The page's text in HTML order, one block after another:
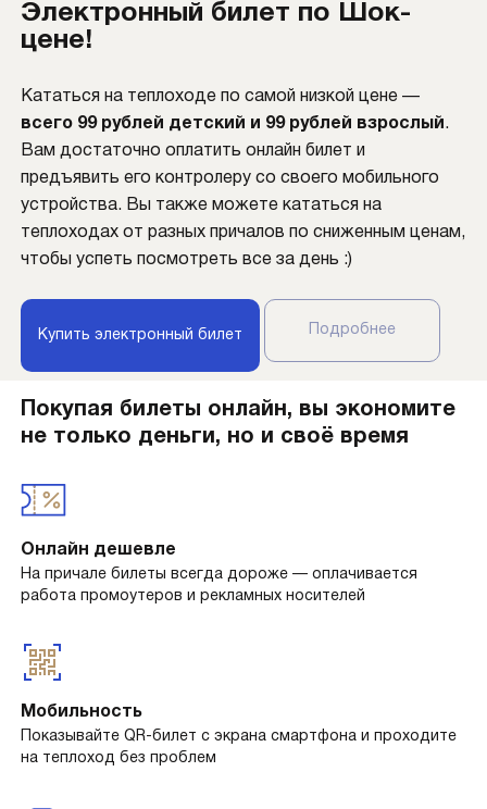
Электронный билет по Шок-
цене!
Кататься на теплоходе по самой низкой цене —
всего 99 рублей детский и 99 рублей взрослый .
Вам достаточно оплатить онлайн билет и
предъявить его контролеру со своего мобильного
устройства. Вы также можете кататься на
теплоходах от разных причалов по сниженным ценам,
чтобы успеть посмотреть все за день :)
Купить электронный билет Подробнее
Покупая билеты онлайн, вы экономите
не только деньги, но и своё время
Онлайн дешевле
На причале билеты всегда дороже — оплачивается
работа промоутеров и рекламных носителей
Мобильность
Показывайте QR-билет с экрана смартфона и проходите
на теплоход без проблем